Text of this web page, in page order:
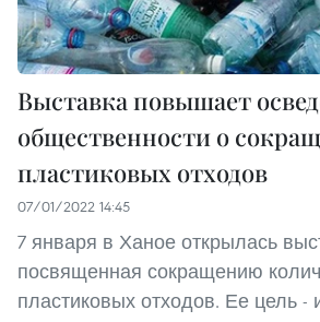
Выставка повышает
общественности о
пластиковых отходов
07/01/2022 14:45
7 января в Ханое открылась
посвященная сокращению
пластиковых отходов. Ее цель -